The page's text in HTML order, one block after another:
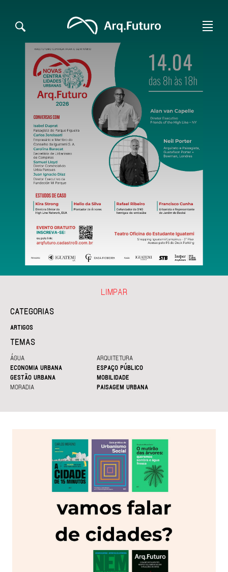
CATEGORIAS
ARTIGOS
TEMAS
ÁGUA
ARQUITETURA
ECONOMIA URBANA
ESPAÇO PÚBLICO
GESTÃO URBANA
MOBILIDADE
MORADIA
PAISAGEM URBANA
LIMPAR